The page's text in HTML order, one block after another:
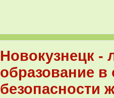
Новокузнецк -
образование в
безопасности